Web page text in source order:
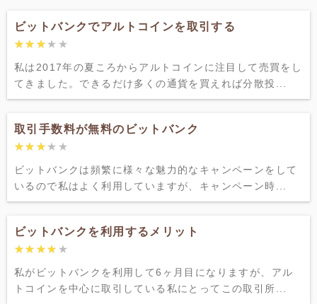
ビットバンクでアルトコインを取引する
★★★★★
★★★★★
私は2017年の夏ころからアルトコインに注目して売買をし
てきました。できるだけ多くの通貨を買えれば分散投...
取引手数料が無料のビットバンク
★★★★★
★★★★★
ビットバンクは頻繁に様々な魅力的なキャンペーンをして
いるので私はよく利用していますが、キャンペーン時...
ビットバンクを利用するメリット
★★★★★
★★★★★
私がビットバンクを利用して6ヶ月目になりますが、アル
トコインを中心に取引している私にとってこの取引所...